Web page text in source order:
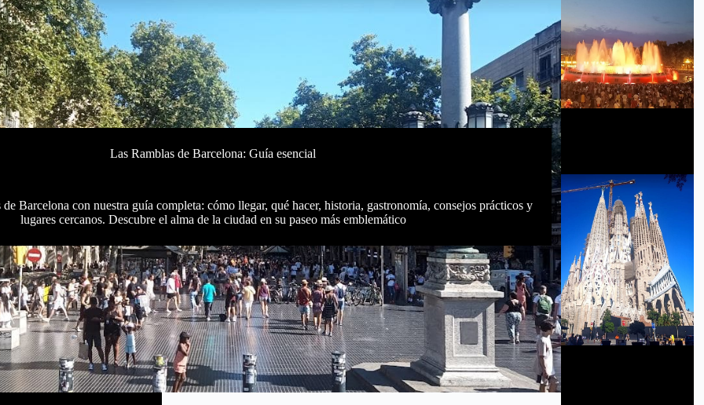
Las Ramblas de Barcelona: Guía esencial
Barcelona con nuestra guía completa: cómo llegar, qué hacer, historia, gastronomía, consejos prácticos y
lugares cercanos. Descubre el alma de la ciudad en su paseo más emblemático